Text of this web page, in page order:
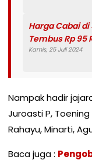
Harga Cabai
Tembus Rp 95
Kamis, 25 Juli 2024
Nampak hadir
Juroasti P,
Rahayu, Minarti,
Baca juga :